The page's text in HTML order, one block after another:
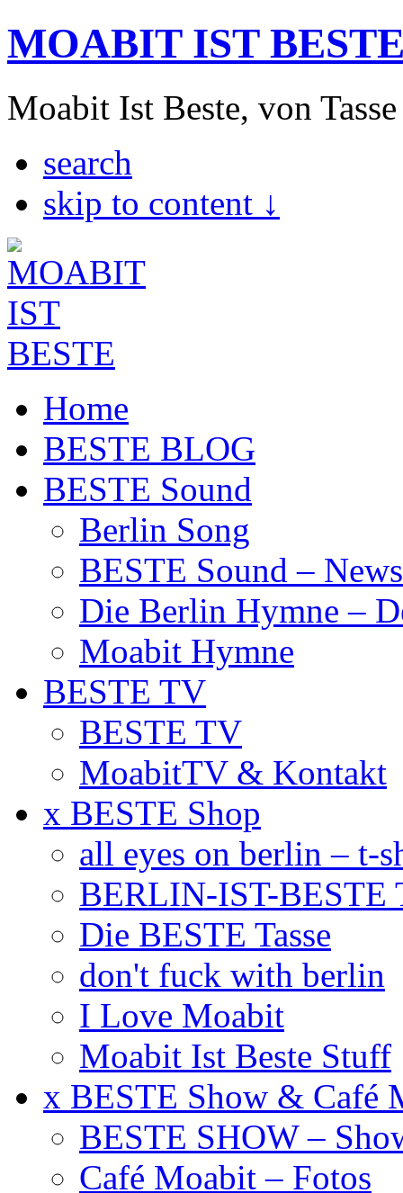
MOABIT IST
Moabit Ist Beste, von
search
skip to content ↓
Home
BESTE BLOG
BESTE Sound
Berlin Song
BESTE Sound –
Die Berlin Hymne –
Moabit Hymne
BESTE TV
BESTE TV
MoabitTV & Kontakt
x BESTE Shop
all eyes on berlin – t-
BERLIN-IST-BESTE
Die BESTE Tasse
don't fuck with berlin
I Love Moabit
Moabit Ist Beste Stuff
x BESTE Show & Café
BESTE SHOW –
Café Moabit – Fotos